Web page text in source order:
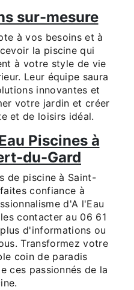
sur-mesure
à vos besoins et à
la piscine qui
à votre style de vie
Leur équipe saura
innovantes et
votre jardin et créer
et de loisirs idéal.
Piscines à
du-Gard
de piscine à Saint-
confiance à
d'A l'Eau
contacter au 06 61
d'informations ou
Transformez votre
coin de paradis
ces passionnés de la